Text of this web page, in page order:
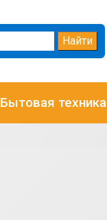
Бытовая техника